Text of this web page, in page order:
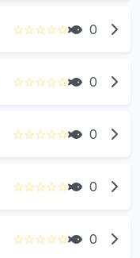
☆☆☆☆☆ 0
☆☆☆☆☆ 0
☆☆☆☆☆ 0
☆☆☆☆☆ 0
☆☆☆☆☆ 0